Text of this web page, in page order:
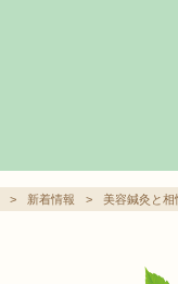
> 新着情報 > 美容鍼灸と相